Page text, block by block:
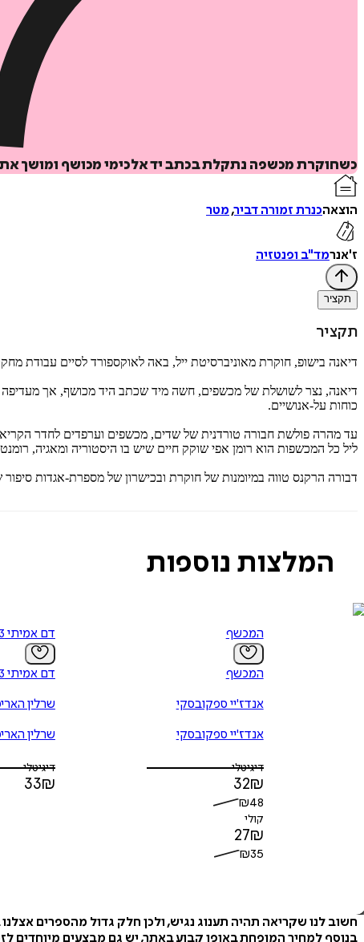
כשחוקרת מכשפה נתקלת בכתב יד אלכימי מכושף ומושך
הוצאהכנרת זמורה דביר,מטר
ז'אנרמד"ב ופנטזיה
תקציר
תקציר
דיאנה בישופ, חוקרת מאוניברסיטת ייל, באה לאוקספורד לסיים עבודת
דיאנה, נצר לשושלת של מכשפים, חשה מיד שכתב היד מכושף, אך
כוחות על-אנושיים.
עד מהרה פולשת חבורה טורדנית של שדים, מכשפים וערפדים לחדר הקריאה
ליל כל המכשפות הוא רומן אפי שוקק חיים שיש בו היסטוריה ומאגיה,
דבורה הרקנס טווה במיומנות של חוקרת ובכישרון של מספרת-אגדות
המלצות נוספות
המכשף
המכשף
אנדז'יי ספקובסקי
אנדז'יי ספקובסקי
דיגיטלי
32₪
₪48
קולי
27₪
₪35
דם אמיתי 3 - קלאב מת
דם אמיתי 3 - קלאב מת
שרלין
שרלין
דיגיטלי
33₪
חשוב לנו שקריאה תהיה תענוג נגיש, ולכן חלק גדול מהספרים
בנוסף למחיר המופחת באופן קבוע באתר, יש גם מבצעים מיוחדים